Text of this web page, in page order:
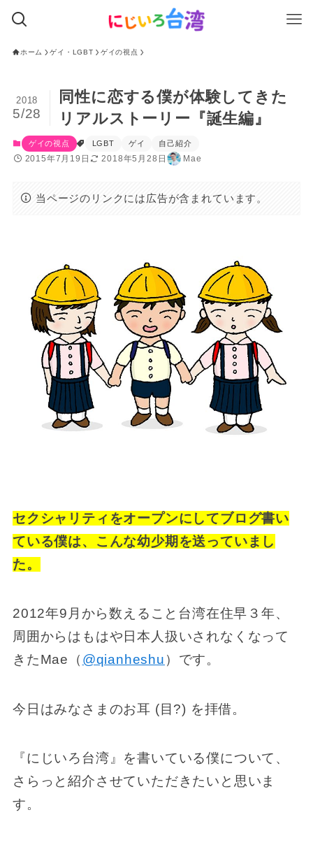
ホーム ゲイ・LGBT ゲイの視点
同性に恋する僕が体験してきた
リアルストーリー『誕生編』
2018
5/28
ゲイの視点 LGBT ゲイ 自己紹介
2015年7月19日 2018年5月28日 Mae
当ページのリンクには広告が含まれています。
セクシャリティをオープンにしてブログ書い
ている僕は、こんな幼少期を送っていまし
た。
2012年9月から数えること台湾在住早３年、
周囲からはもはや日本人扱いされなくなって
きたMae（ @qianheshu ）です。
今日はみなさまのお耳 (目?) を拝借。
『にじいろ台湾』を書いている僕について、
さらっと紹介させていただきたいと思いま
す。